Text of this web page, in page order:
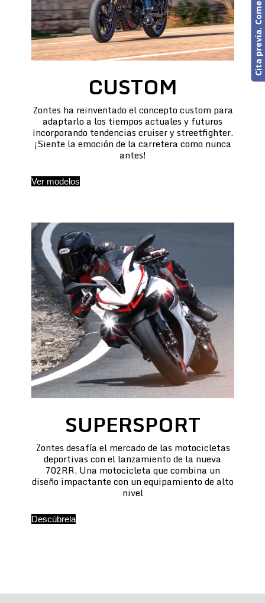
CUSTOM
Zontes ha reinventado el concepto custom para
adaptarlo a los tiempos actuales y futuros
incorporando tendencias cruiser y streetfighter.
¡Siente la emoción de la carretera como nunca
antes!
Ver modelos
SUPERSPORT
Zontes desafía el mercado de las motocicletas
deportivas con el lanzamiento de la nueva
702RR. Una motocicleta que combina un
diseño impactante con un equipamiento de alto
nivel
Descúbrela